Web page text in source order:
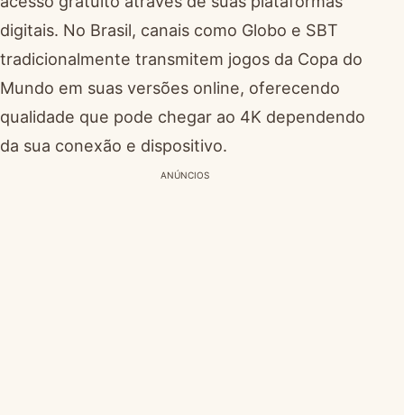
digitais. No Brasil, canais como Globo e SBT
tradicionalmente transmitem jogos da Copa do
Mundo em suas versões online, oferecendo
qualidade que pode chegar ao 4K dependendo
da sua conexão e dispositivo.
ANÚNCIOS